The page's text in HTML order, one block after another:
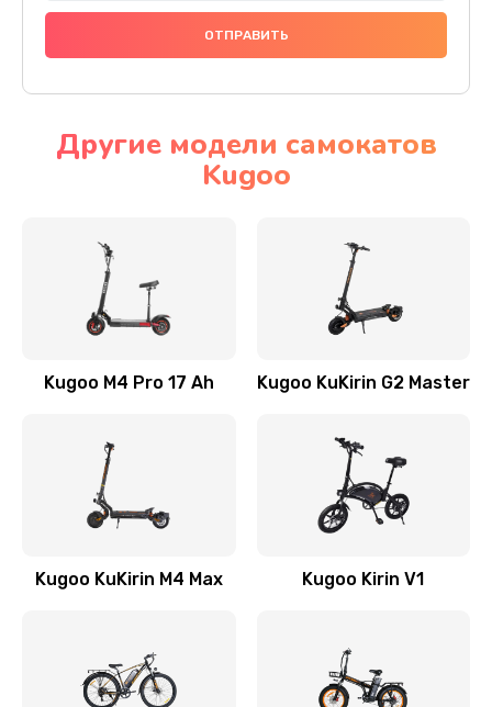
Другие модели самокатов
Kugoo
Kugoo M4 Pro 17 Ah Kugoo KuKirin G2 Master
Kugoo KuKirin M4 Max Kugoo Kirin V1